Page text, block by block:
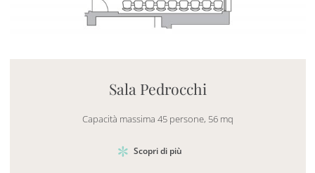
Sala Pedrocchi
Capacità massima 45 persone, 56 mq
Scopri di più